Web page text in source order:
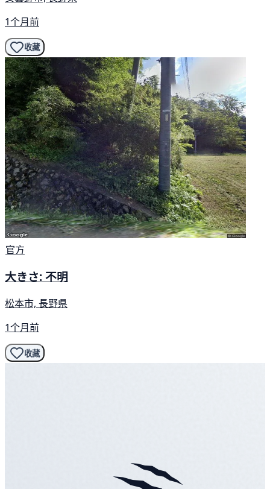
1个月前
收藏
官方
大きさ: 不明
松本市, 長野県
1个月前
收藏